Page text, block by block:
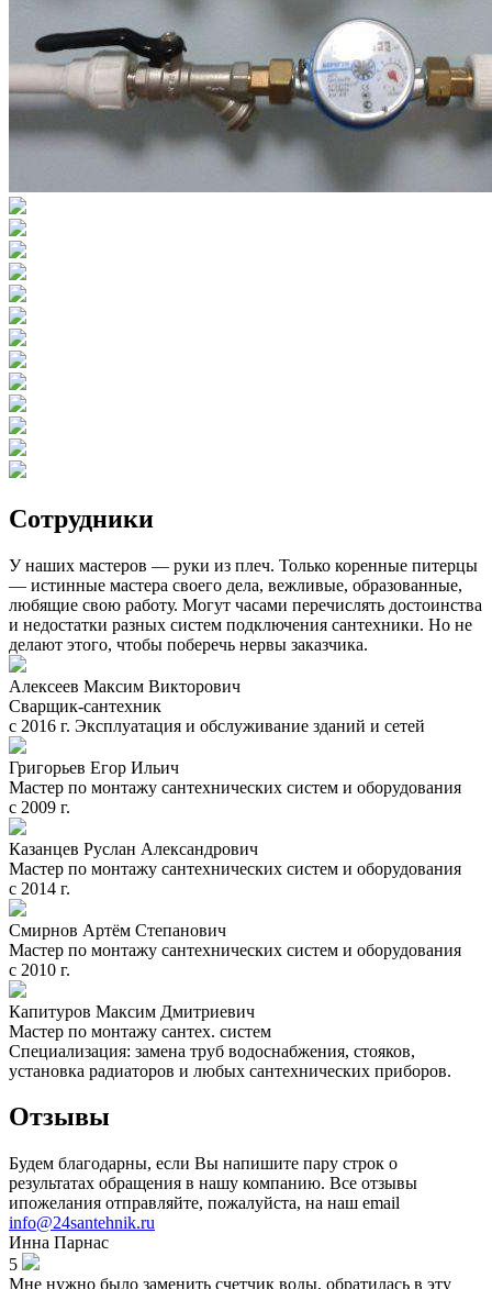
Сотрудники
У наших мастеров — руки из плеч. Только коренные питерцы
— истинные мастера своего дела, вежливые, образованные,
любящие свою работу. Могут часами перечислять достоинства
и недостатки разных систем подключения сантехники. Но не
делают этого, чтобы поберечь нервы заказчика.
Алексеев Максим Викторович
Сварщик-сантехник
с 2016 г. Эксплуатация и обслуживание зданий и сетей
Григорьев Егор Ильич
Мастер по монтажу сантехнических систем и оборудования
с 2009 г.
Казанцев Руслан Александрович
Мастер по монтажу сантехнических систем и оборудования
с 2014 г.
Смирнов Артём Степанович
Мастер по монтажу сантехнических систем и оборудования
с 2010 г.
Капитуров Максим Дмитриевич
Мастер по монтажу сантех. систем
Специализация: замена труб водоснабжения, стояков,
установка радиаторов и любых сантехнических приборов.
Отзывы
Будем благодарны, если Вы напишите пару строк о
результатах обращения в нашу компанию. Все отзывы
ипожелания отправляйте, пожалуйста, на наш email
info@24santehnik.ru
Инна Парнас
5
Мне нужно было заменить счетчик воды, обратилась в эту